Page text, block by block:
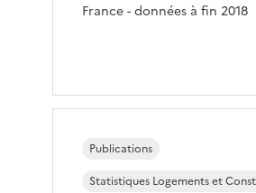
France - données à fin 2018
Publications
Statistiques Logements et